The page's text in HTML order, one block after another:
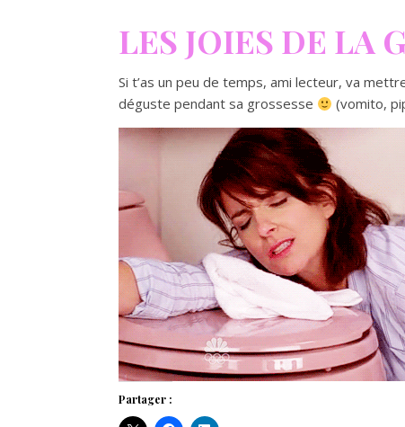
LES JOIES DE LA
Si t’as un peu de temps, ami lecteur, va
déguste pendant sa grossesse
(vomito,
Partager :